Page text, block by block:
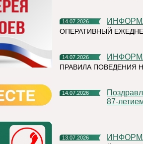
14.07.2026
ОПЕРАТИВНЫЙ
14.07.2026
ПРАВИЛА ПОВЕДЕНИЯ
14.07.2026
Поздравление от Главы Республики Коми Р.Э. Гольдштейна с
87-
13.07.2026